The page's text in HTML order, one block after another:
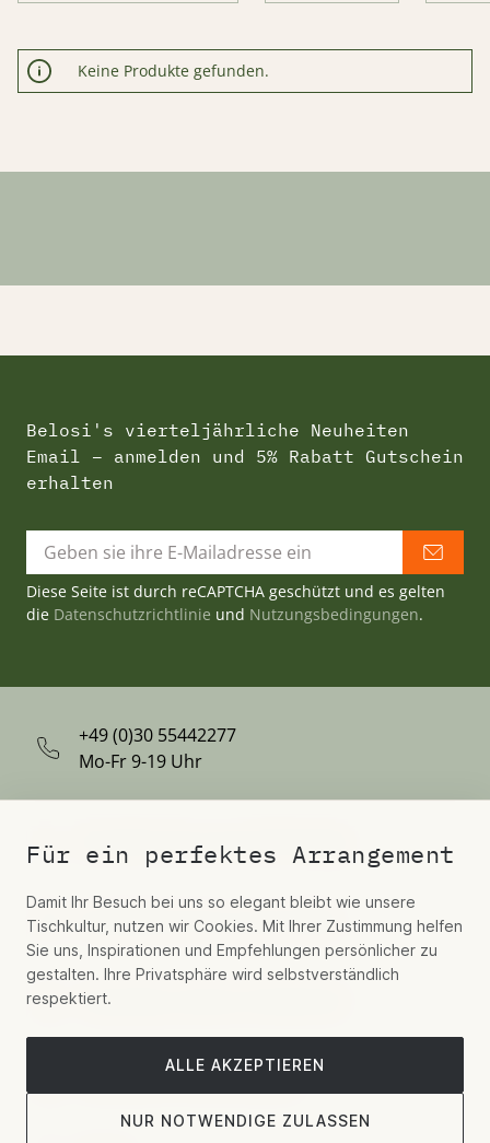
Keine Produkte gefunden.
Belosi's vierteljährliche Neuheiten
Email – anmelden und 5% Rabatt Gutschein
erhalten
Diese Seite ist durch reCAPTCHA geschützt und es gelten
die Datenschutzrichtlinie und Nutzungsbedingungen.
+49 (0)30 55442277
Mo-Fr 9-19 Uhr
Schreiben Sie uns per WhatsApp
Kontaktieren Sie uns per E-Mail
Hospitality, Aviation, Residential
Für ein perfektes Arrangement
Damit Ihr Besuch bei uns so elegant bleibt wie unsere
Tischkultur, nutzen wir Cookies. Mit Ihrer Zustimmung helfen
Sie uns, Inspirationen und Empfehlungen persönlicher zu
gestalten. Ihre Privatsphäre wird selbstverständlich
respektiert.
ALLE AKZEPTIEREN
NUR NOTWENDIGE ZULASSEN